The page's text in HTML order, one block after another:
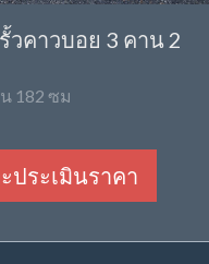
วคาวบอย 3 คาน 2
182 ซม
ประเมินราคา